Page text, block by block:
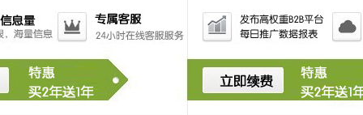
我们不仅提供围挡产品，更提供从生产到安装的完整服
公司拥有专业的设计团队和生产设备，能够高效完成定
制化生产。